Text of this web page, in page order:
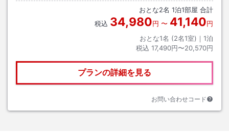
おとな2名 1泊1部屋 合計
税込 34,980円 〜 41,140円
おとな1名 (2名1室)｜ 1泊
税込 17,490円〜20,570円
プランの詳細を見る
お問い合わせコード